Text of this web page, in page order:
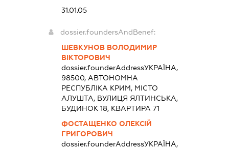
31.01.05
dossier.foundersAndBenef:
ШЕВКУНОВ ВОЛОДИМИР
ВІКТОРОВИЧ
dossier.founderAddressУКРАЇНА,
98500, АВТОНОМНА
РЕСПУБЛІКА КРИМ, МІСТО
АЛУШТА, ВУЛИЦЯ ЯЛТИНСЬКА,
БУДИНОК 18, КВАРТИРА 71
ФОСТАЩЕНКО ОЛЕКСІЙ
ГРИГОРОВИЧ
dossier.founderAddressУКРАЇНА,